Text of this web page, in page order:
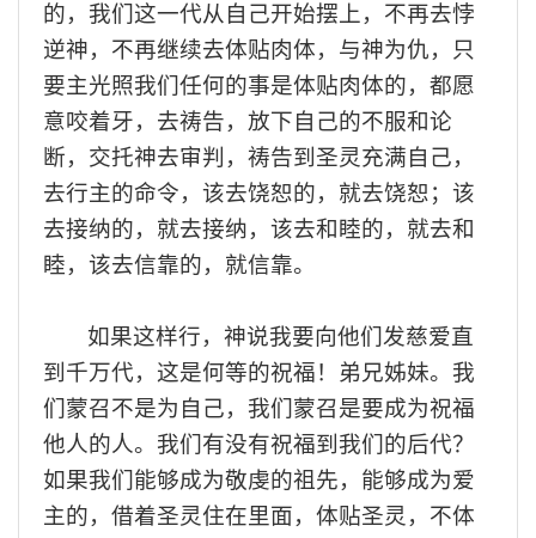
的， 我们这一代从 自己开始摆上，不再去悖
逆神，不再继续去体贴肉体，与神为仇，只
要主光照我们任何的事是体贴肉体的，都愿
意咬着牙， 去祷告，放下自己的不服和论
断，交托神去审判， 祷告到圣灵充满自己，
去行主的命令，该去饶恕的，就去饶恕 ； 该
去接纳的，就去接纳，该去和睦的，就去和
睦，该去信靠的，就信靠。
如果这样行，神说我要向他们发慈爱直
到千万代，这是何等的祝福！ 弟兄姊妹。 我
们蒙召不是为自己，我们蒙召是要成为祝福
他人的人。我们有没有祝福到 我们的后代？
如果我们能够成为敬虔的祖先，能够成为爱
主的，借着圣灵住在里面，体贴圣灵，不体